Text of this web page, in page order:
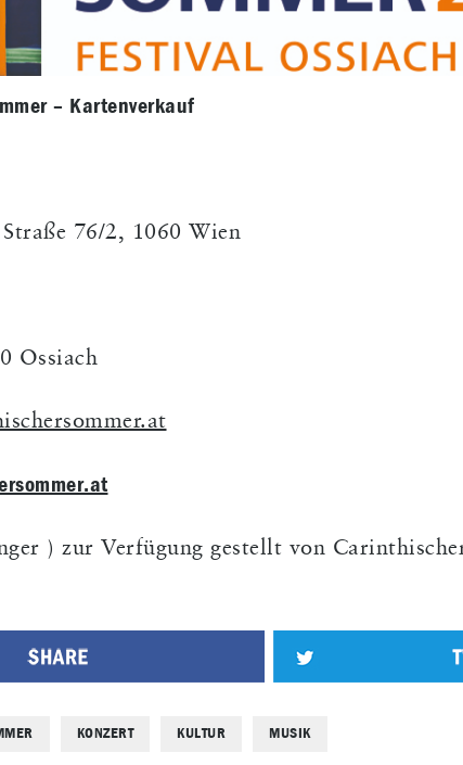
– Kartenverkauf
76/2, 1060 Wien
Ossiach
) zur Verfügung gestellt von
KONZERT KULTUR MUSIK